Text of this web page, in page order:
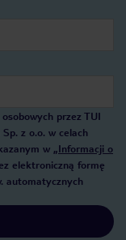
przez TUI
z o.o. w celach
w „Informacji o
elektroniczną formę
automatycznych